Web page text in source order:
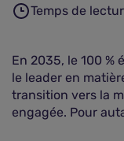
Temps de
En 2035, le 100 %
le leader en
transition vers la
engagée. Pour